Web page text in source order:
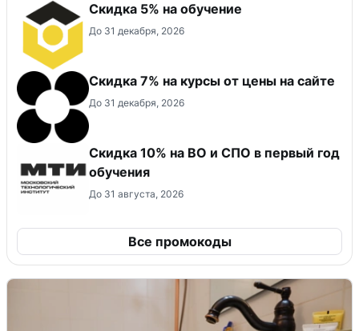
Скидка 5% на обучение
До 31 декабря, 2026
Скидка 7% на курсы от цены на сайте
До 31 декабря, 2026
Скидка 10% на ВО и СПО в первый год
обучения
До 31 августа, 2026
Все промокоды